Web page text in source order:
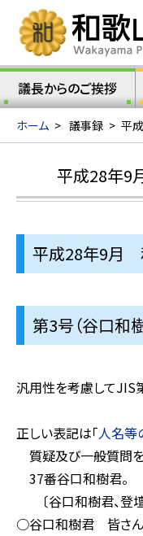
議長からのご挨拶
ホーム > 議事録 > 平
平成28年9
平成28年9月
第3号（谷口和
汎用性を考慮してJIS
正しい表記は「人名等
質疑及び一般質問を
37番谷口和樹君。
〔谷口和樹君、登壇
○谷口和樹君 皆さん、